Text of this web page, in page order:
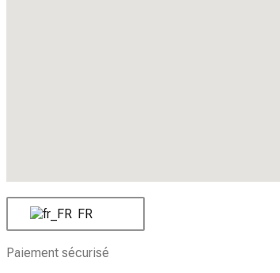
FR
Paiement sécurisé